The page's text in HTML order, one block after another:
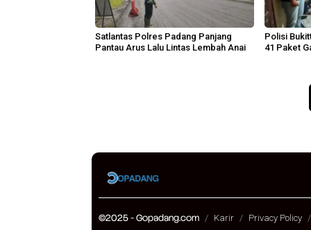
Satlantas Polres Padang Panjang
Pantau Arus Lalu Lintas Lembah Anai
Polisi
41 Paket
©2025 - Gopadang.com Karir Privacy Policy